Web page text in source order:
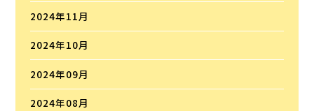
2024年11月
2024年10月
2024年09月
2024年08月